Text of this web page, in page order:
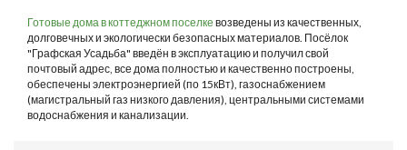
Готовые дома в коттеджном поселке возведены из качественных,
долговечных и экологически безопасных материалов. Посёлок
"Графская Усадьба" введён в эксплуатацию и получил свой
почтовый адрес, все дома полностью и качественно построены,
обеспечены электроэнергией (по 15кВт), газоснабжением
(магистральный газ низкого давления), центральными системами
водоснабжения и канализации.